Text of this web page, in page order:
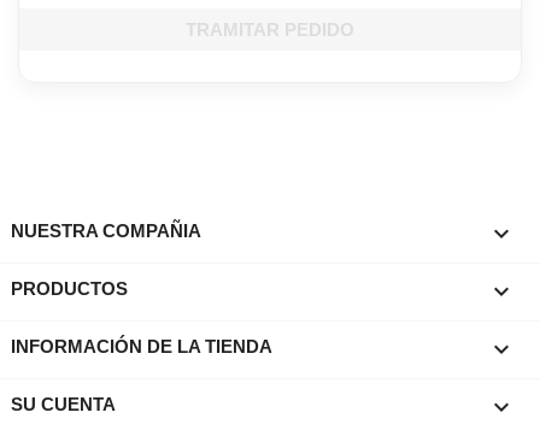
TRAMITAR PEDIDO
NUESTRA COMPAÑIA 
PRODUCTOS 
INFORMACIÓN DE LA TIENDA keyboard_arrow_down
SU CUENTA 